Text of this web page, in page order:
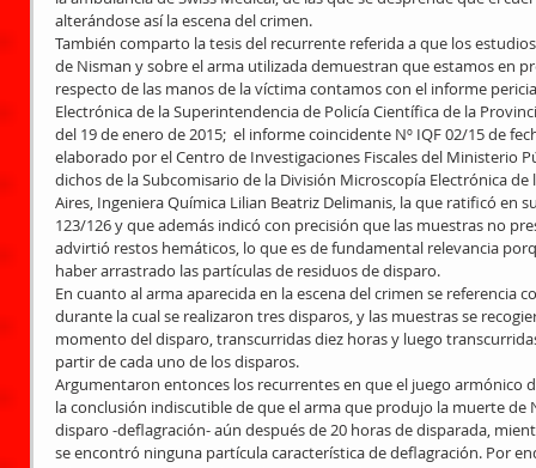
alterándose así la escena del crimen.
También comparto la tesis del recurrente referida a que los
de Nisman y sobre el arma utilizada demuestran que estamos en
respecto de las manos de la víctima contamos con el informe
Electrónica de la Superintendencia de Policía Científica de la
del 19 de enero de 2015;  el informe coincidente Nº IQF 02/15 de
elaborado por el Centro de Investigaciones Fiscales del Ministerio
dichos de la Subcomisario de la División Microscopía Electrónica
Aires, Ingeniera Química Lilian Beatriz Delimanis, la que ratificó en
123/126 y que además indicó con precisión que las muestras no
advirtió restos hemáticos, lo que es de fundamental relevancia
haber arrastrado las partículas de residuos de disparo.
En cuanto al arma aparecida en la escena del crimen se referencia
durante la cual se realizaron tres disparos, y las muestras se
momento del disparo, transcurridas diez horas y luego
partir de cada uno de los disparos.
Argumentaron entonces los recurrentes en que el juego armónico
la conclusión indiscutible de que el arma que produjo la muerte
disparo -deflagración- aún después de 20 horas de disparada,
se encontró ninguna partícula característica de deflagración. Por